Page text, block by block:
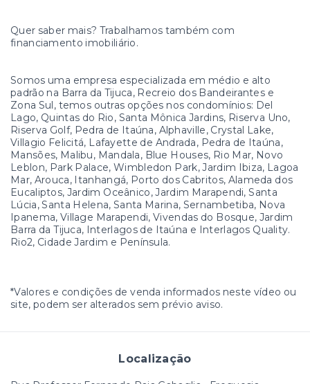
Quer saber mais? Trabalhamos também com
financiamento imobiliário.
Somos uma empresa especializada em médio e alto
padrão na Barra da Tijuca, Recreio dos Bandeirantes e
Zona Sul, temos outras opções nos condomínios: Del
Lago, Quintas do Rio, Santa Mônica Jardins, Riserva Uno,
Riserva Golf, Pedra de Itaúna, Alphaville, Crystal Lake,
Villagio Felicitá, Lafayette de Andrada, Pedra de Itaúna,
Mansões, Malibu, Mandala, Blue Houses, Rio Mar, Novo
Leblon, Park Palace, Wimbledon Park, Jardim Ibiza, Lagoa
Mar, Arouca, Itanhangá, Porto dos Cabritos, Alameda dos
Eucaliptos, Jardim Oceânico, Jardim Marapendi, Santa
Lúcia, Santa Helena, Santa Marina, Sernambetiba, Nova
Ipanema, Village Marapendi, Vivendas do Bosque, Jardim
Barra da Tijuca, Interlagos de Itaúna e Interlagos Quality.
Rio2, Cidade Jardim e Península.
*Valores e condições de venda informados neste vídeo ou
site, podem ser alterados sem prévio aviso.
Localização